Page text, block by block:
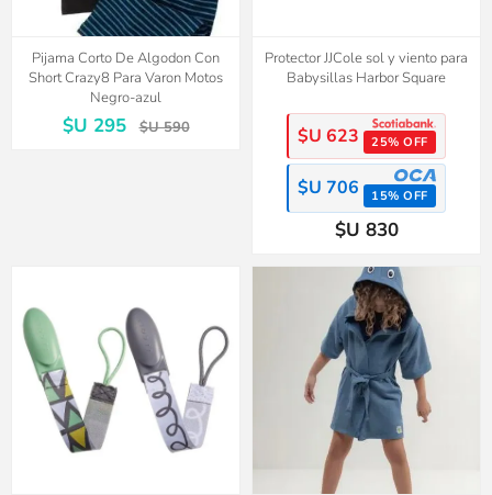
Pijama Corto De Algodon Con
Short Crazy8 Para Varon Motos
Negro-azul
$U 295 $U 590
Protector JJCole sol y viento para
Babysillas Harbor Square
$U 623 25% OFF
$U 706 15% OFF
$U 830